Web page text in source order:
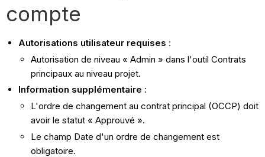
compte
Autorisations utilisateur requises :
Autorisation de niveau « Admin » dans l'outil Contrats
principaux au niveau projet.
Information supplémentaire :
L'ordre de changement au contrat principal (OCCP) doit
avoir le statut « Approuvé ».
Le champ Date d'un ordre de changement est
obligatoire.